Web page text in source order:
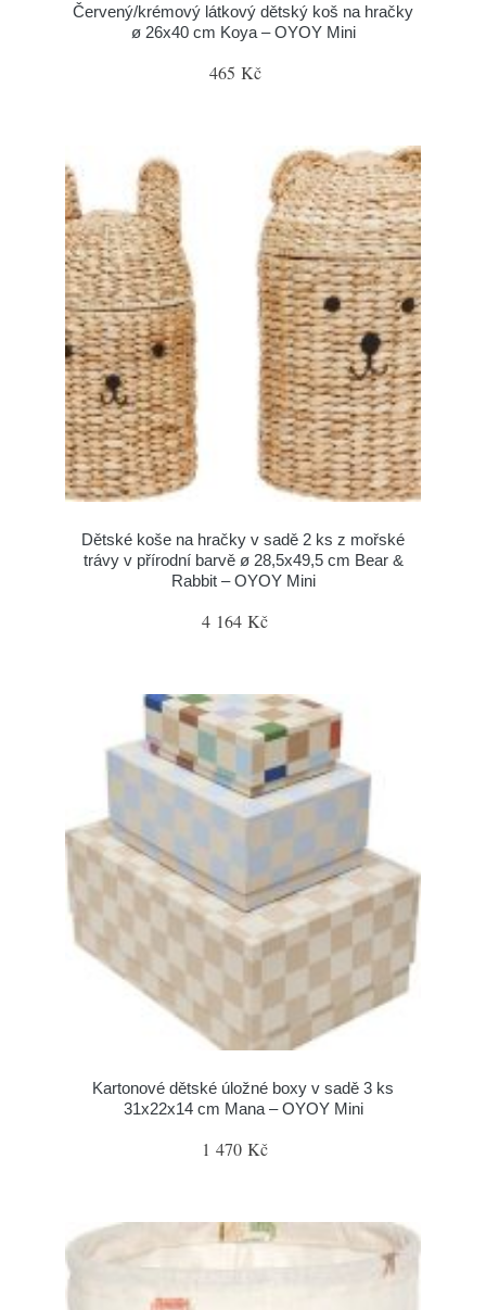
Červený/krémový látkový dětský koš na hračky
ø 26x40 cm Koya – OYOY Mini
465 Kč
Dětské koše na hračky v sadě 2 ks z mořské
trávy v přírodní barvě ø 28,5x49,5 cm Bear &
Rabbit – OYOY Mini
4 164 Kč
Kartonové dětské úložné boxy v sadě 3 ks
31x22x14 cm Mana – OYOY Mini
1 470 Kč